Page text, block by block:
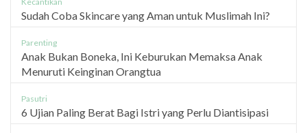
Sudah Coba Skincare yang Aman untuk Muslimah Ini?
Parenting
Anak Bukan Boneka, Ini Keburukan Memaksa Anak
Menuruti Keinginan Orangtua
Pasutri
6 Ujian Paling Berat Bagi Istri yang Perlu Diantisipasi